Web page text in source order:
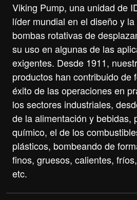
Viking Pump, una unidad de
líder mundial en el diseño y
bombas rotativas de
su uso en algunas de las
exigentes. Desde 1911,
productos han contribuido de
éxito de las operaciones en
los sectores industriales,
de la alimentación y bebidas,
químico, el de los
plásticos, bombeando de
finos, gruesos, calientes,
etc.